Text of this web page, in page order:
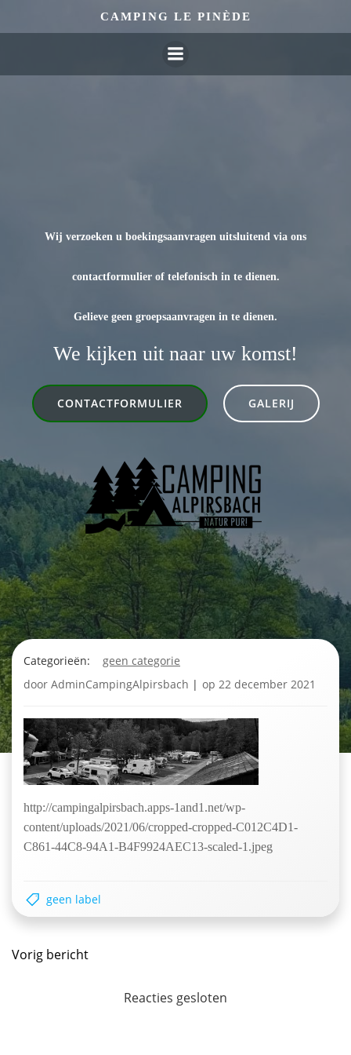
Overslaan
inhoud
CAMPING LE PINÈDE
Wij verzoeken u boekingsaanvragen uitsluitend via ons
contactformulier of telefonisch in te dienen.
Gelieve geen groepsaanvragen in te dienen.
We kijken uit naar uw komst!
CONTACTFORMULIER GALERIJ
Categorieën:
geen categorie
door AdminCampingAlpirsbach | op 22 december 2021
http://campingalpirsbach.apps-1and1.net/wp-
content/uploads/2021/06/cropped-cropped-C012C4D1-
C861-44C8-94A1-B4F9924AEC13-scaled-1.jpeg
geen label
Postnavigatie
Vorig bericht
Reacties gesloten